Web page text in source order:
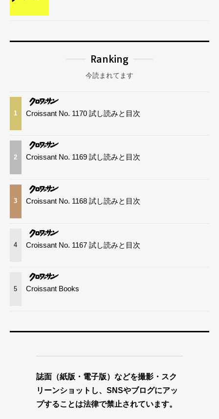
Ranking
今読まれてます
1 Croissant No. 1170 試し読みと目次
2 Croissant No. 1169 試し読みと目次
3 Croissant No. 1168 試し読みと目次
4 Croissant No. 1167 試し読みと目次
5 Croissant Books
誌面（紙版・電子版）などを撮影・スク
リーンショットし、SNSやブログにアッ
プすることは法律で禁止されています。